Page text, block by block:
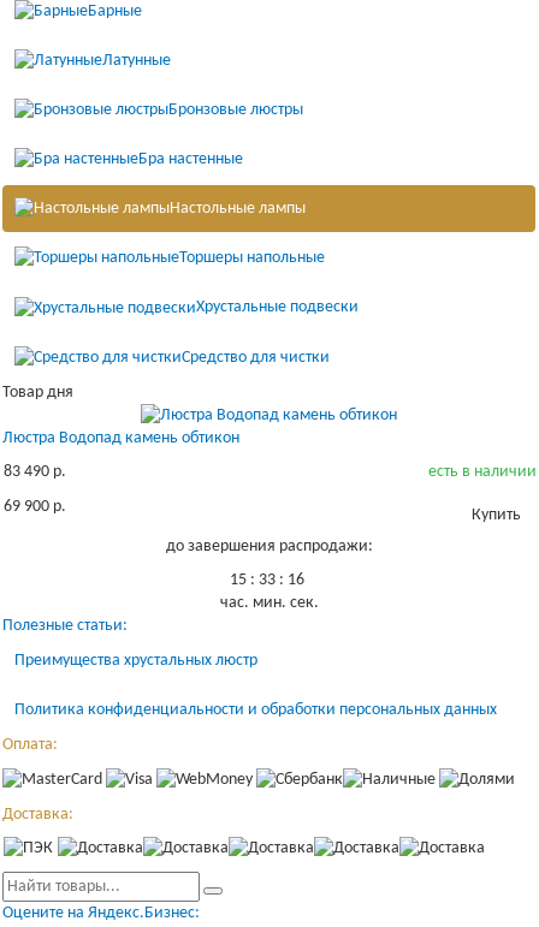
Барные
Латунные
Бронзовые люстры
Бра настенные
Настольные лампы
Торшеры напольные
Хрустальные подвески
Средство для чистки
Товар дня
Люстра Водопад камень обтикон
83 490 р.
69 900 р.
есть в наличии
Купить
до завершения распродажи:
15 : 33 : 16
час. мин. сек.
Полезные статьи:
Преимущества хрустальных люстр
Политика конфиденциальности и обработки персональных данных
Оплата:
Доставка:
Оцените на Яндекс.Бизнес: